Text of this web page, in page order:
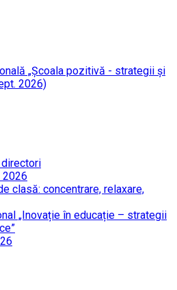
„Școala pozitivă - strategii și
2026)
2026
clasă: concentrare, relaxare,
„Inovație în educație – strategii